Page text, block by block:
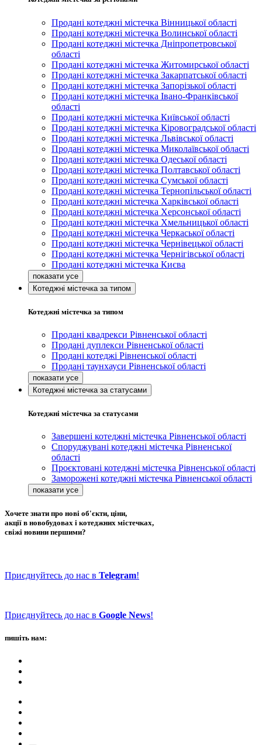
Продані котеджні містечка Вінницької області
Продані котеджні містечка Волинської області
Продані котеджні містечка Дніпропетровської
області
Продані котеджні містечка Житомирської області
Продані котеджні містечка Закарпатської області
Продані котеджні містечка Запорізької області
Продані котеджні містечка Івано-Франківської
області
Продані котеджні містечка Київської області
Продані котеджні містечка Кіровоградської області
Продані котеджні містечка Львівської області
Продані котеджні містечка Миколаївської області
Продані котеджні містечка Одеської області
Продані котеджні містечка Полтавської області
Продані котеджні містечка Сумської області
Продані котеджні містечка Тернопільської області
Продані котеджні містечка Харківської області
Продані котеджні містечка Херсонської області
Продані котеджні містечка Хмельницької області
Продані котеджні містечка Черкаської області
Продані котеджні містечка Чернівецької області
Продані котеджні містечка Чернігівської області
Продані котеджні містечка Києва
Котеджні містечка за типом
Котеджні містечка за типом
Продані квадрекси Рівненської області
Продані дуплекси Рівненської області
Продані котеджі Рівненської області
Продані таунхауси Рівненської області
Котеджні містечка за статусами
Котеджні містечка за статусами
Завершені котеджні містечка Рівненської області
Споруджувані котеджні містечка Рівненської
області
Проєктовані котеджні містечка Рівненської області
Заморожені котеджні містечка Рівненської області
Хочете знати про нові об'єкти, ціни,
акції в новобудовах і котеджних містечках,
свіжі новини першими?
Приєднуйтесь до нас в Telegram!
Приєднуйтесь до нас в Google News!
пишіть нам: